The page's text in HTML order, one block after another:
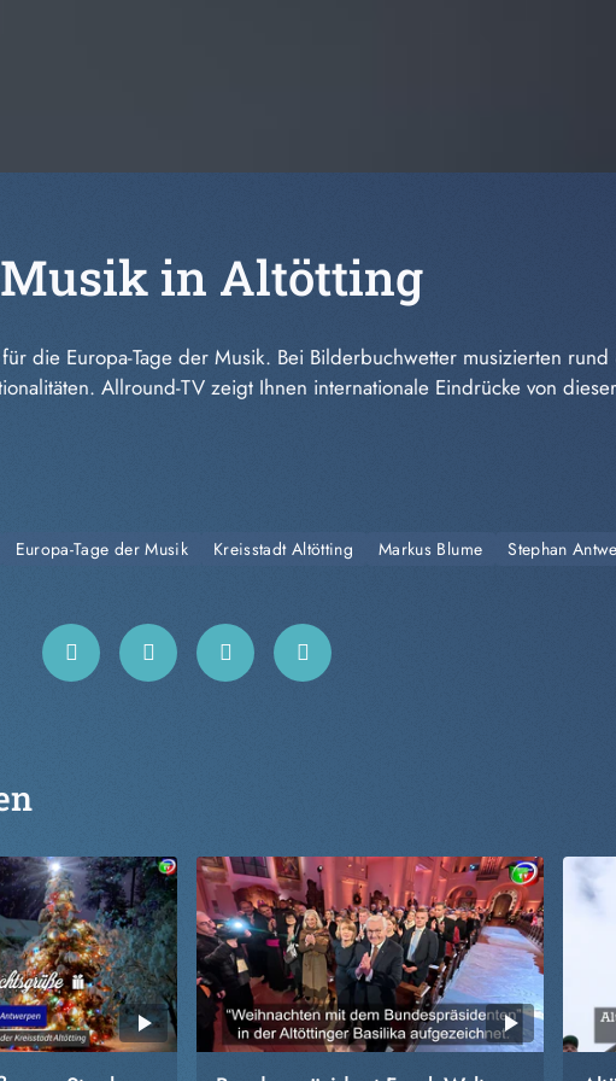
Musik in Altötting
die Europa-Tage der Musik. Bei Bilderbuchwetter musizierten
Allround-TV zeigt Ihnen internationale Eindrücke von
Europa-Tage der Musik Kreisstadt Altötting Markus Blume Stephan